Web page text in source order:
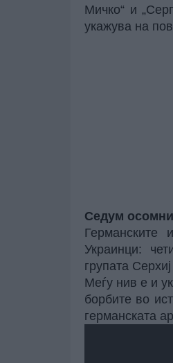
Мичко“ и
укажува на
Седум
Германските
Украинци:
групата
Меѓу нив е и
борбите во
германската